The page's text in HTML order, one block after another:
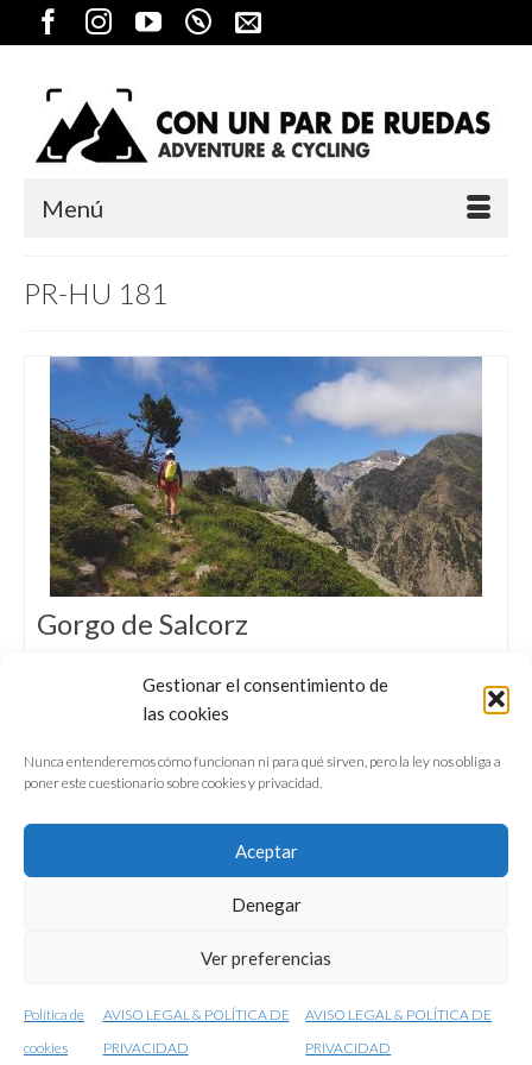
Gestionar el consentimiento de
las cookies
Nunca entenderemos cómo funcionan ni para qué sirven, pero la ley nos obliga a
poner este cuestionario sobre cookies y privacidad.
Aceptar
Denegar
Ver preferencias
Política de
cookies
AVISO LEGAL & POLÍTICA DE
PRIVACIDAD
AVISO LEGAL & POLÍTICA DE
PRIVACIDAD
Menú
PR-HU 181
Gorgo de Salcorz
Excursión al pequeño pero panorámico y
solitario Gorgo de Salcorz, en la cabecera del
Valle de Bielsa.
CONFERENCIAS
VÍDEOS & REPORTAJES TV
NUESTROS LIBROS
© 2001-2026 conunparderuedas